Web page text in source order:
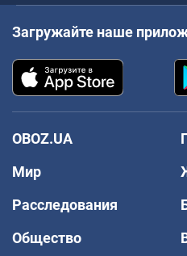
Загружайте наше
OBOZ.UA
Мир
Расследования
Общество